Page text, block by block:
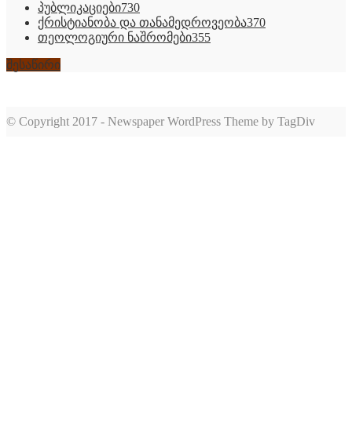
პუბლიკაციები730
ქრისტიანობა და თანამედროვეობა370
თეოლოგიური ნაშრომები355
შესაწირი
© Copyright 2017 - Newspaper WordPress Theme by TagDiv